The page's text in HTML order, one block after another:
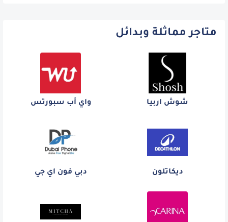
متاجر مماثلة وبدائل
شوش اربيا واي أب سبورتس
ديكاتلون دبي فون اي جي